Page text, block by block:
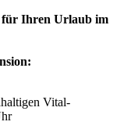
für Ihren Urlaub im
Vital-